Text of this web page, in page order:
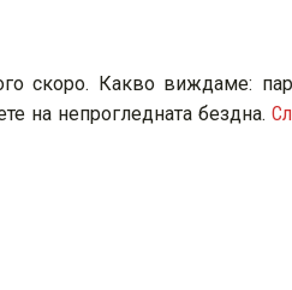
скоро. Какво виждаме:
на непрогледната бездна.